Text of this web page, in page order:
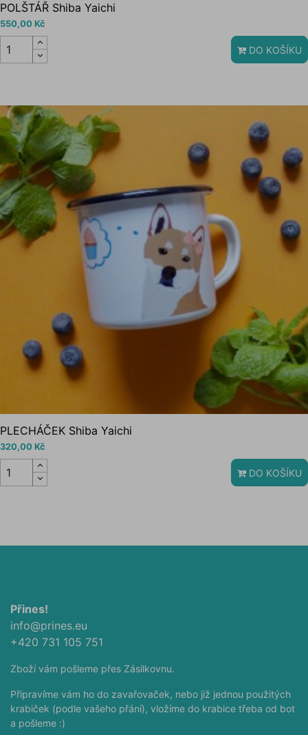
POLŠTÁŘ Shiba Yaichi
550,00 Kč
DO KOŠÍKU
PLECHÁČEK Shiba Yaichi
320,00 Kč
DO KOŠÍKU
Přines!
info@prines.eu
+420 731 105 751
Zboží vám pošleme přes Zásilkovnu.
Připravíme vám ho do zavařovaček, nebo již jednou použitých
krabiček (podle vašeho přání), vložíme do krabice třeba od bot
a pošleme :)